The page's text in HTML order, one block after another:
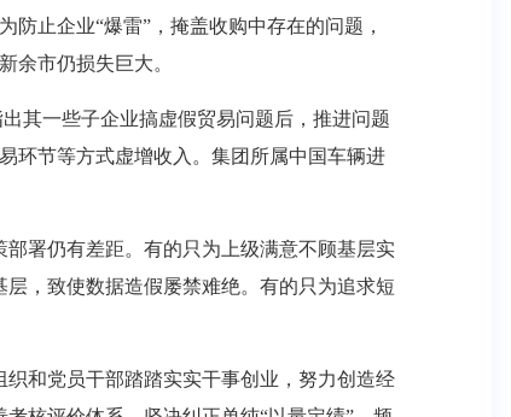
止企业“爆雷”，掩盖收购中存在的问题，
余市仍损失巨大。
其一些子企业搞虚假贸易问题后，推进问题
环节等方式虚增收入。集团所属中国车辆进
署仍有差距。有的只为上级满意不顾基层实
，致使数据造假屡禁难绝。有的只为追求短
和党员干部踏踏实实干事创业，努力创造经